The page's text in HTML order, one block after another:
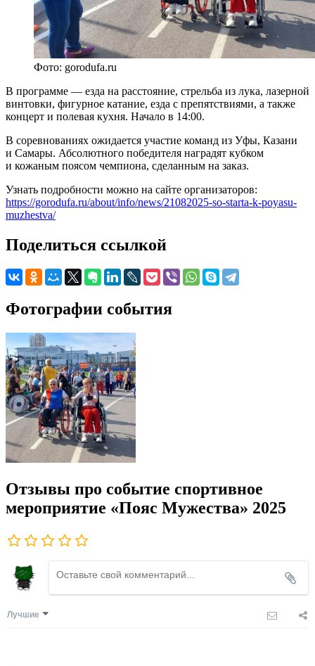
Фото: gorodufa.ru
В программе — езда на расстояние, стрельба из лука, лазерной
винтовки, фигурное катание, езда с препятствиями, а также
концерт и полевая кухня. Начало в 14:00.
В соревнованиях ожидается участие команд из Уфы, Казани
и Самары. Абсолютного победителя наградят кубком
и кожаным поясом чемпиона, сделанным на заказ.
Узнать подробности можно на сайте организаторов:
https://gorodufa.ru/about/info/news/21082025-so-starta-k-poyasu-
muzhestva/
Поделиться ссылкой
Фотографии события
Отзывы про событие спортивное
мероприятие «Пояс Мужества» 2025
Лучшие